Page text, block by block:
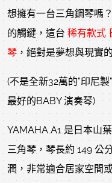
想擁有一台三角鋼琴嗎
的觸鍵，這台 稀有款式
琴 ，絕對是夢想與現實
(不是全新32萬的"印尼
最好的BABY 演奏琴)
YAMAHA A1 是日本山
三角琴，琴長約 149 公
潤，非常適合居家空間